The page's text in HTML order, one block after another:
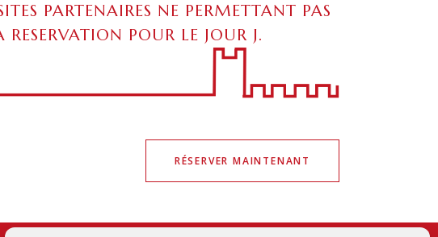
PARTENAIRES NE PERMETTANT PAS
RESERVATION POUR LE JOUR J.
RÉSERVER MAINTENANT